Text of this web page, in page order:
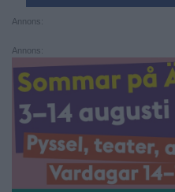
Annons:
Annons: